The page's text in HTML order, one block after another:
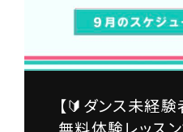
【🔰ダンス未経験